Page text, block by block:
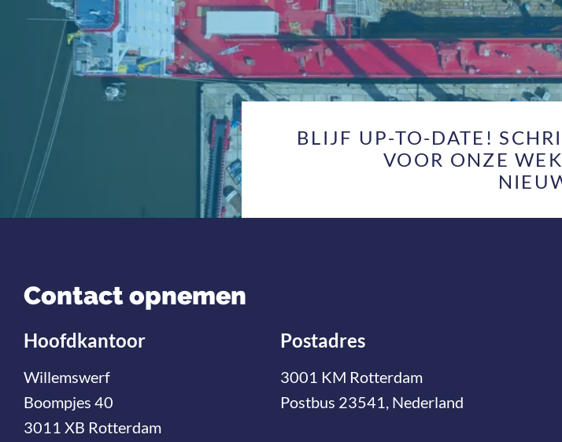
BLIJF UP-TO-DATE!
VOOR ONZE
Contact opnemen
Hoofdkantoor
Willemswerf
Boompjes 40
3011 XB Rotterdam
Postadres
3001 KM Rotterdam
Postbus 23541, Nederland